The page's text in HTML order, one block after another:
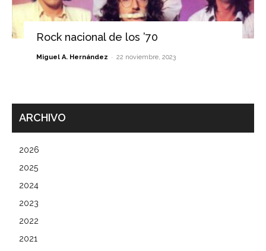
Rock nacional de los ’70
Miguel A. Hernández - 22 noviembre, 2023
ARCHIVO
2026
2025
2024
2023
2022
2021